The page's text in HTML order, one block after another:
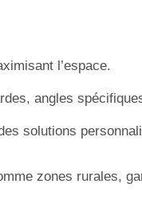
l’espace.
angles
solutions
zones rurales,